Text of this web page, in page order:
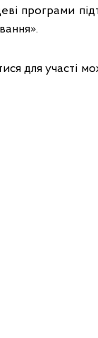
програми
для участі